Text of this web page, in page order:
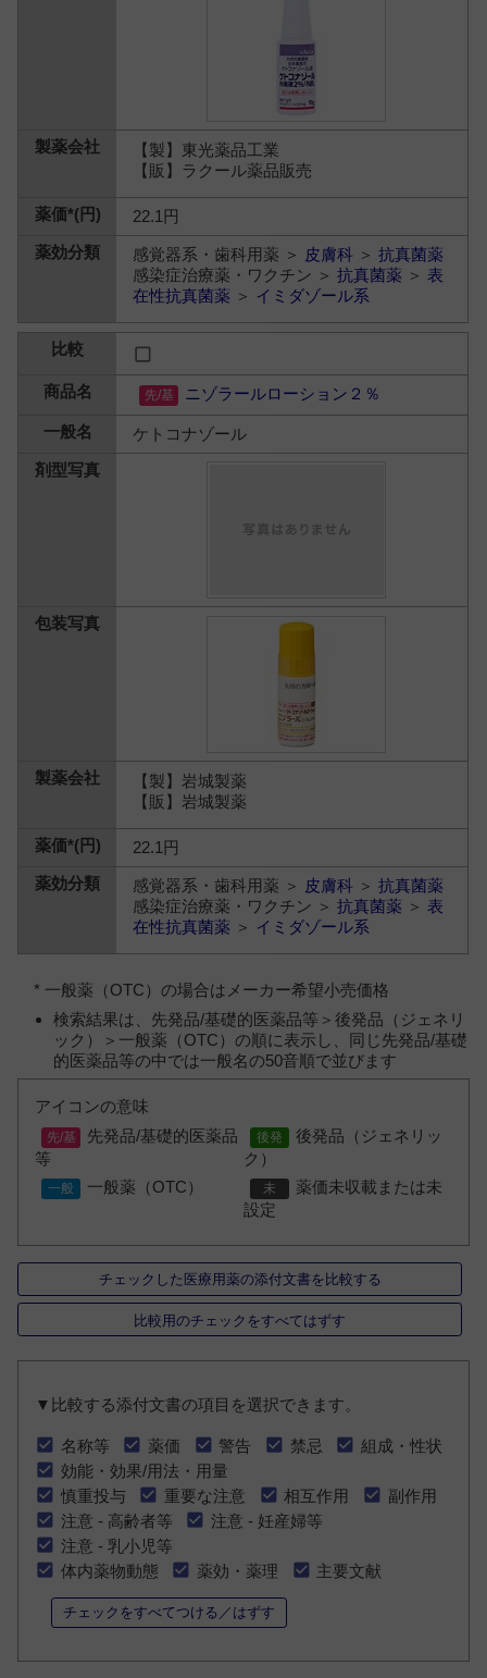
【製】東光薬品工業
【販】ラクール薬品販売
22.1円
感覚器系・歯科用薬 ＞ 皮膚科 ＞抗真菌薬
感染症治療薬・ワクチン ＞抗真菌薬 ＞表
在性抗真菌薬 ＞ イミダゾール系
ニゾラールローション２％
ケトコナゾール
【製】岩城製薬
【販】岩城製薬
22.1円
感覚器系・歯科用薬 ＞ 皮膚科 ＞抗真菌薬
感染症治療薬・ワクチン ＞抗真菌薬 ＞表
在性抗真菌薬 ＞ イミダゾール系
* 一般薬（OTC）の場合はメーカー希望小売価格
検索結果は、先発品/基礎的医薬品等＞後発品（ジェネリ
ック）＞一般薬（OTC）の順に表示し、同じ先発品/基礎
的医薬品等の中では一般名の50音順で並びます
アイコンの意味
先発品/基礎的医薬品
等
後発品（ジェネリッ
ク）
一般薬（OTC）
薬価未収載または未
設定
チェックした医療用薬の添付文書を比較する
比較用のチェックをすべてはずす
▼比較する添付文書の項目を選択できます。
名称等 薬価 警告 禁忌
組成・性状
効能・効果/用法・用量
慎重投与
重要な注意 相互作用
副作用
注意 - 高齢者等
注意 - 妊産婦等
注意 - 乳小児等
体内薬物動態
薬効・薬理 主要文献
チェックをすべてつける／はずす